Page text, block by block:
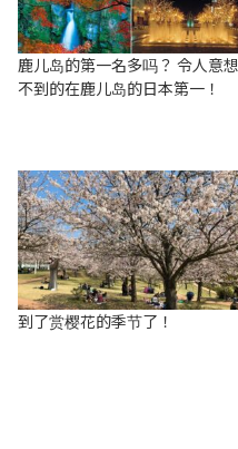
鹿儿岛的第一名多吗？ 令人意想
不到的在鹿儿岛的日本第一！
到了赏樱花的季节了！